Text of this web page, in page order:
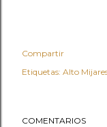
Compartir
Etiquetas: Alto
COMENTARIOS